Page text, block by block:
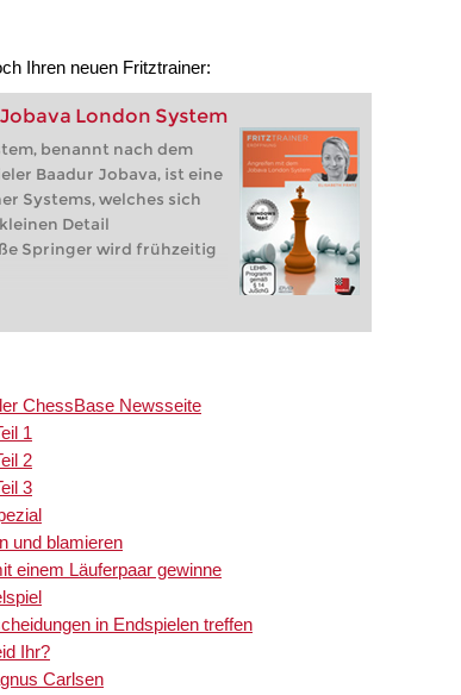
Ihren neuen Fritztrainer:
London System
benannt nach dem
Baadur Jobava, ist eine
Systems, welches sich
Detail
Springer wird frühzeitig
ChessBase Newsseite
1
2
3
und blamieren
einem Läuferpaar gewinne
in Endspielen treffen
Ihr?
Carlsen